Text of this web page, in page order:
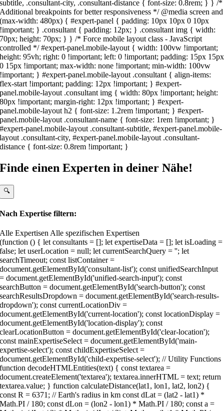
subtitle, .consultant-city, .consultant-distance { font-size: 0.8rem; } } /*
Additional breakpoints for better responsiveness */ @media screen and
(max-width: 480px) { #expert-panel { padding: 10px 10px 0 10px
!important; } .consultant { padding: 12px; } .consultant img { width:
70px; height: 70px; } } /* Force mobile layout class - JavaScript
controlled */ #expert-panel.mobile-layout { width: 100vw !important;
height: 95vh; right: 0 !important; left: 0 !important; padding: 15px 15px
0 15px !important; max-width: none !important; min-width: 100vw
!important; } #expert-panel.mobile-layout .consultant { align-items:
flex-start !important; padding: 12px !important; } #expert-
panel.mobile-layout .consultant img { width: 80px !important; height:
80px !important; margin-right: 12px !important; } #expert-
panel.mobile-layout h2 { font-size: 1.2rem !important; } #expert-
panel.mobile-layout .consultant-name { font-size: 1rem !important; }
#expert-panel.mobile-layout .consultant-subtitle, #expert-panel.mobile-
layout .consultant-city, #expert-panel.mobile-layout .consultant-
distance { font-size: 0.8rem !important; }
Finde einen Experten in deiner Nähe!
🔍
Nach Expertise filtern:
Alle Expertisen Alle spezifischen Expertisen
(function () { let consultants = []; let expertiseData = []; let isLoading = false; let userLocation = null; let currentSearchQuery = ''; let searchTimeout; const listContainer = document.getElementById('consultant-list'); const unifiedSearchInput = document.getElementById('unified-search-input'); const searchButton = document.getElementById('search-button'); const searchResultsDropdown = document.getElementById('search-results-dropdown'); const currentLocationDiv = document.getElementById('current-location'); const locationDisplay = document.getElementById('location-display'); const clearLocationButton = document.getElementById('clear-location'); const mainExpertiseSelect = document.getElementById('main-expertise-select'); const childExpertiseSelect = document.getElementById('child-expertise-select'); // Utility Functions function decodeHTMLEntities(text) { const textarea = document.createElement('textarea'); textarea.innerHTML = text; return textarea.value; } function calculateDistance(lat1, lon1, lat2, lon2) { const R = 6371; // Earth's radius in km const dLat = (lat2 - lat1) * Math.PI / 180; const dLon = (lon2 - lon1) * Math.PI / 180; const a = Math.sin(dLat / 2) * Math.sin(dLat / 2) + Math.cos(lat1 * Math.PI / 180) * Math.cos(lat2 * Math.PI / 180) * Math.sin(dLon / 2) * Math.sin(dLon / 2); const c = 2 * Math.atan2(Math.sqrt(a), Math.sqrt(1 - a)); return R * c; } function shuffleArray(array) { const shuffled = [...array]; for (let i = shuffled.length - 1; i > 0; i--) { const j = Math.floor(Math.random() * (i + 1)); [shuffled[i], shuffled[j]] = [shuffled[j], shuffled[i]]; } return shuffled; } function getExpertiseNames(expertiseIds) { return expertiseIds .map(id => expertiseData.find(exp => exp.id === id)) .filter(exp => exp) .map(exp => decodeHTMLEntities(exp.name)); } // Search & Location Functions async function searchLocation(query) { try { const response = await fetch(`https://nominatim.openstreetmap.org/search?format=json&q=${encodeURIComponent(query)}&countrycodes=de&limit=10`); const data = await response.json(); const cityTypes = ['city', 'town', 'village', 'municipality', 'administrative']; return data.filter(location => { return cityTypes.includes(location.type) || cityTypes.includes(location.class) || (location.addresstype && ['city', 'town', 'village', 'municipality'].includes(location.addresstype)); }).slice(0, 5); } catch (error) { console.error('Error searching location:', error); return []; } } async function performUnifiedSearch(query) { if (!query || query.length { return c.name.toLowerCase().includes(query.toLowerCase()) || c.city.toLowerCase().includes(query.toLowerCase()) || c.address.toLowerCase().includes(query.toLowerCase()); }).slice(0, 3); consultantMatches.forEach(c => { results.push({ type: 'consultant', data: c, name: c.name, details: `${c.city}${c.address ? ', ' + c.address : ''}` }); }); if (query.length >= 3) { try { const locations = await searchLocation(query); locations.slice(0, 3).forEach(location => { const parts = location.display_name.split(','); const cityName = parts[0] + (parts[1] ? ', ' + parts[1].trim() : ''); results.push({ type: 'location', data: location, name: cityName, details: location.display_name }); }); } catch (error) { console.error('Error searching locations:', error); } } renderSearchResults(results); } function renderSearchResults(results) { searchResultsDropdown.innerHTML = ''; if (results.length === 0) { searchResultsDropdown.style.display = 'none'; return; } results.forEach(result => { const item = document.createElement('div'); item.className = 'search-result-item'; if (result.type === 'consultant') { // Create image element for consultant const imgElement = document.createElement('img'); imgElement.src = result.data.image; imgElement.alt = result.data.name; imgElement.style.width = '40px'; imgElement.style.height = '40px'; imgElement.style.borderRadius = '4px'; imgElement.style.objectFit = 'cover'; imgElement.style.flexShrink = '0'; imgElement.onerror = function () { this.src = `https://via.placeholder.com/40x40/1d4b73/ffffff?text=${encodeURIComponent(result.data.name.charAt(0))}`; }; item.appendChild(imgElement); } else { // Keep location icon for locations const typeTag = document.createElement('div'); typeTag.className = `search-result-type ${result.type}`; typeTag.textContent = '📍'; item.appendChild(typeTag); } const content = document.createElement('div'); content.className = 'search-result-content'; const name = document.createElement('div'); name.className = 'search-result-name'; name.textContent = result.name; const details = document.createElement('div'); details.className = 'search-result-details'; details.textContent = result.details; content.appendChild(name); content.appendChild(details); item.appendChild(content); item.onclick = () => selectSearchResult(result); searchResultsDropdown.appendChild(item); }); searchResultsDropdown.style.display = 'block'; } function selectSearchResult(result) { if (result.type === 'consultant') { currentSearchQuery = result.name; unifiedSearchInput.value = result.name; searchResultsDropdown.style.display = 'none'; renderList(result.name); } else if (result.type === 'location') { selectLocation(result.data); unifiedSearchInput.value = ''; searchResultsDropdown.style.display = 'none'; } } function selectLocation(location) { userLocation = { lat: parseFloat(location.lat), lng: parseFloat(location.lon), display_name: location.display_name }; const parts = location.display_name.split(','); const cityName = parts[0] + (parts[1] ? ', ' + parts[1].trim() : ''); locationDisplay.textContent = cityName; currentLocationDiv.style.display = 'flex'; currentSearchQuery = ''; updateDistances(); } function clearLocation() { userLocation = null; currentLocationDiv.style.display = 'none'; consultants.forEach(c => c.distance = null); renderList(currentSearchQuery); } // Data & Rendering Functions async function fetchConsultants() { if (isLoading) return; isLoading = true; showLoading(); try { const response = await fetch('https://bsc-gmbh.com/wp-json/wp/v2/berater?per_page=100'); if (!response.ok) throw new Error(`HTTP error! status: ${response.status}`); const data = await response.json(); consultants = data.map(c => ({ name: c.title.rendered, image: c.yoast_head_json?.og_image?.[0]?.url || `https://via.placeholder.com/150x150/1d4b73/ffffff?text=${encodeURIComponent(c.title.rendered.charAt(0))}`, link: c.link, id: c.id, address: c.acf?.['berater-anschrift'] || '', city: c.acf?.['berater-ort'] || '', subtitle: c.acf?.['experte_fuer'] || 'BSC | Die Finanzberater', latitude: c.acf?.openstreetmap?.lat || null, longitude: c.acf?.openstreetmap?.lng || null, expertise: (c.expertise || []).map(id => parseInt(id)).filter(id => !isNaN(id)), distance: null })); // Randomize the order of consultants on initial load consultants = shuffleArray(consultants); renderList(); } catch (error) { console.error('Fehler beim Laden der Berater:', error); showError('Fehler beim Laden der Berater. Bitte versuchen Sie es später erneut.');